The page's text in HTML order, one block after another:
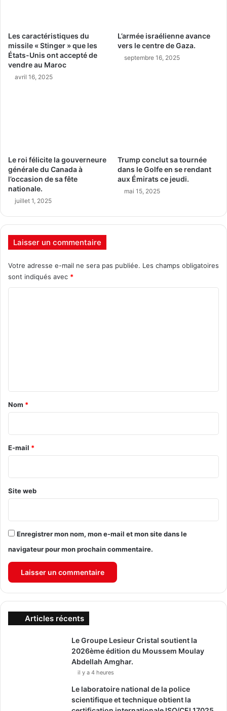
Les caractéristiques du
missile « Stinger » que les
États-Unis ont accepté de
vendre au Maroc
avril 16, 2025
L’armée israélienne avance
vers le centre de Gaza.
septembre 16, 2025
Le roi félicite la gouverneure
générale du Canada à
l’occasion de sa fête
nationale.
juillet 1, 2025
Trump conclut sa tournée
dans le Golfe en se rendant
aux Émirats ce jeudi.
mai 15, 2025
Laisser un commentaire
Votre adresse e-mail ne sera pas publiée. Les champs obligatoires
sont indiqués avec *
a
r
e
Nom *
E-mail *
Site web
Enregistrer mon nom, mon e-mail et mon site dans le
navigateur pour mon prochain commentaire.
Articles récents
Le Groupe Lesieur Cristal soutient la
2026ème édition du Moussem Moulay
Abdellah Amghar.
il y a 4 heures
Le laboratoire national de la police
scientifique et technique obtient la